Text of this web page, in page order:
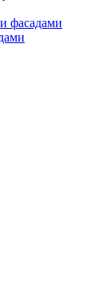
фасадами